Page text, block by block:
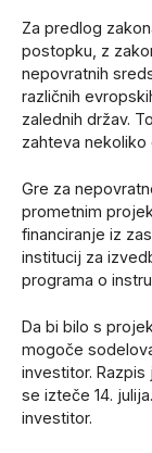
Za predlog
postopku, z
nepovratnih
različnih
zalednih držav.
zahteva nekoliko
Gre za
prometnim
financiranje iz
institucij za
programa o
Da bi bilo s
mogoče
investitor.
se izteče 14.
investitor.